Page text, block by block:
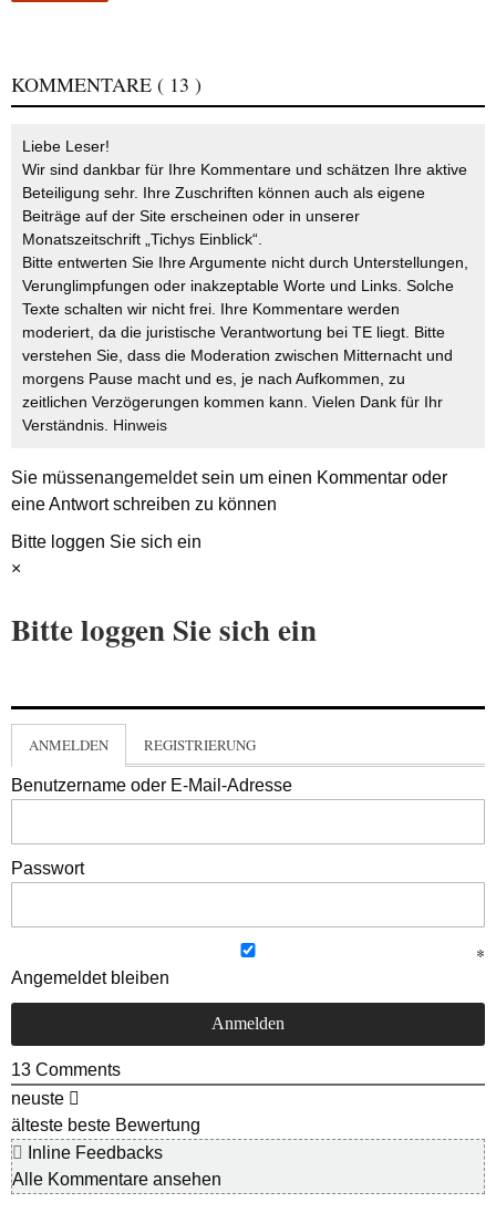
KOMMENTARE ( 13 )
Liebe Leser!
Wir sind dankbar für Ihre Kommentare und schätzen Ihre aktive
Beteiligung sehr. Ihre Zuschriften können auch als eigene
Beiträge auf der Site erscheinen oder in unserer
Monatszeitschrift „Tichys Einblick“.
Bitte entwerten Sie Ihre Argumente nicht durch Unterstellungen,
Verunglimpfungen oder inakzeptable Worte und Links. Solche
Texte schalten wir nicht frei. Ihre Kommentare werden
moderiert, da die juristische Verantwortung bei TE liegt. Bitte
verstehen Sie, dass die Moderation zwischen Mitternacht und
morgens Pause macht und es, je nach Aufkommen, zu
zeitlichen Verzögerungen kommen kann. Vielen Dank für Ihr
Verständnis. Hinweis
Sie müssenangemeldetsein um einen Kommentar oder
eine Antwort schreiben zu können
Bitte loggen Sie sich ein
×
Bitte loggen Sie sich ein
ANMELDEN REGISTRIERUNG
Benutzername oder E-Mail-Adresse
Passwort
Angemeldet bleiben
13 Comments
neuste
älteste beste Bewertung
Inline Feedbacks
Alle Kommentare ansehen